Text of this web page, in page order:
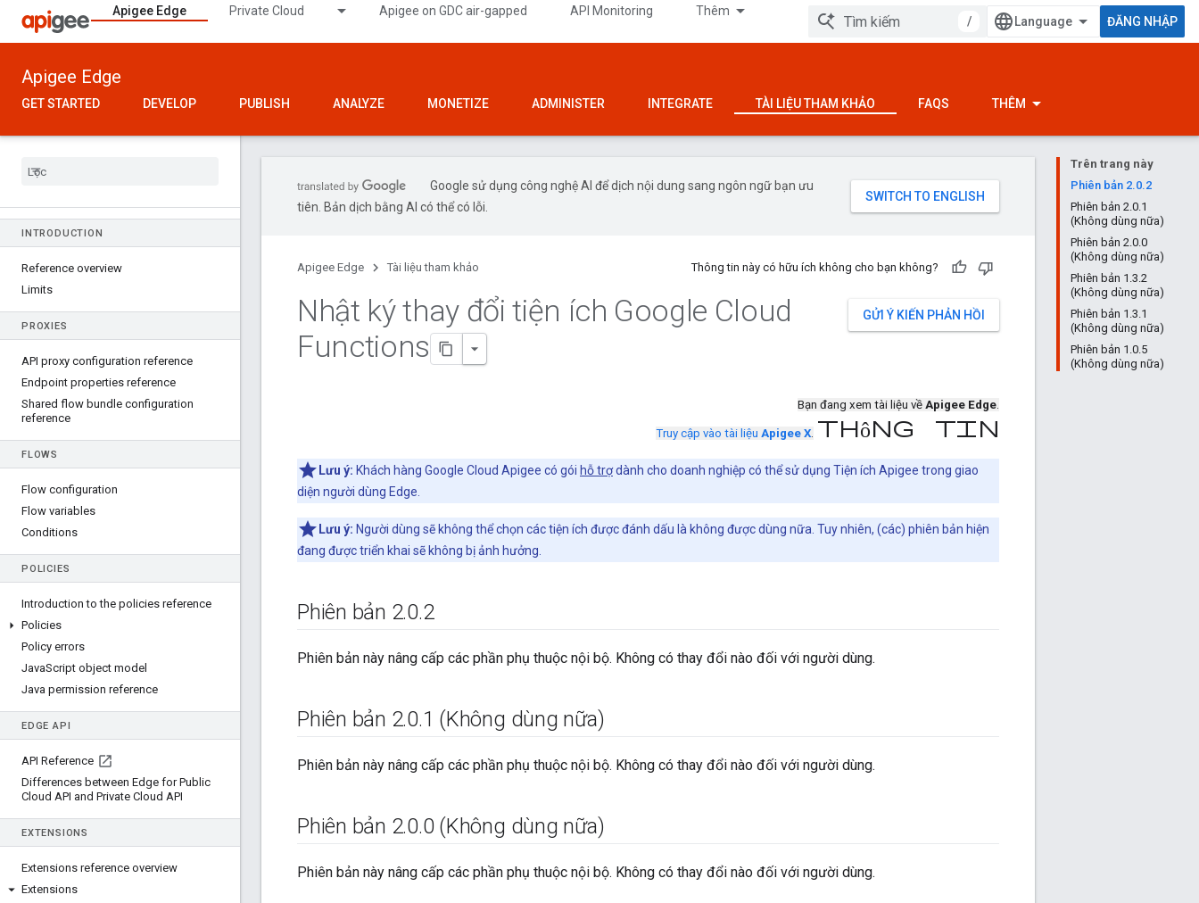
Apigee Edge Private Cloud Apigee on GDC air-gapped API Monitoring Thêm
/ ĐĂNG NHẬP
Apigee Edge
GET STARTED DEVELOP PUBLISH ANALYZE MONETIZE ADMINISTER INTEGRATE TÀI LIỆU THAM KHẢO FAQS THÊM
INTRODUCTION
Reference overview
Limits
PROXIES
API proxy configuration reference
Endpoint properties reference
Shared flow bundle configuration
reference
FLOWS
Flow configuration
Flow variables
Conditions
POLICIES
Introduction to the policies reference
Policies
Policy errors
JavaScript object model
Java permission reference
EDGE API
API Reference
Differences between Edge for Public
Cloud API and Private Cloud API
EXTENSIONS
Extensions reference overview
Extensions
Trên trang này
Phiên bản 2.0.2
Phiên bản 2.0.1
(Không dùng nữa)
Phiên bản 2.0.0
(Không dùng nữa)
Phiên bản 1.3.2
(Không dùng nữa)
Phiên bản 1.3.1
(Không dùng nữa)
Phiên bản 1.0.5
(Không dùng nữa)
Google sử dụng công nghệ AI để dịch nội dung sang ngôn ngữ bạn ưu
tiên. Bản dịch bằng AI có thể có lỗi.
Apigee Edge Tài liệu tham khảo Thông tin này có hữu ích không cho bạn không?
GỬI Ý KIẾN PHẢN HỒI
Nhật ký thay đổi tiện ích Google Cloud
Functions
Bạn đang xem tài liệu về Apigee Edge.
Truy cập vào tài liệu Apigee X. Thông tin
Lưu ý: Khách hàng Google Cloud Apigee có gói hỗ trợdành cho doanh nghiệp có thể sử dụng Tiện ích Apigee trong giao
diện người dùng Edge.
Lưu ý: Người dùng sẽ không thể chọn các tiện ích được đánh dấu là không được dùng nữa. Tuy nhiên, (các) phiên bản hiện
đang được triển khai sẽ không bị ảnh hưởng.
Phiên bản 2.0.2
Phiên bản này nâng cấp các phần phụ thuộc nội bộ. Không có thay đổi nào đối với người dùng.
Phiên bản 2.0.1 (Không dùng nữa)
Phiên bản này nâng cấp các phần phụ thuộc nội bộ. Không có thay đổi nào đối với người dùng.
Phiên bản 2.0.0 (Không dùng nữa)
Phiên bản này nâng cấp các phần phụ thuộc nội bộ. Không có thay đổi nào đối với người dùng.